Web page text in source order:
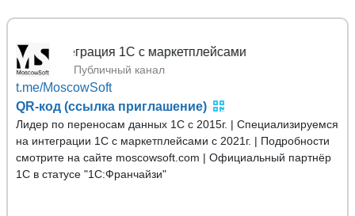
Публичный канал
t.me/MoscowSoft
QR-код (ссылка приглашение)
Лидер по переносам данных 1С с 2015г. | Специализируемся
на интеграции 1С с маркетплейсами с 2021г. | Подробности
смотрите на сайте moscowsoft.com | Официальный партнёр
1С в статусе "1С:Франчайзи"